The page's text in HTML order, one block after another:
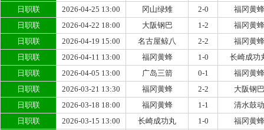
日职联
2026-04-25 13:00 冈山绿雉 2-0
福冈黄蜂
日职联
2026-04-22 18:00 大阪钢巴 1-2
福冈黄蜂
日职联
2026-04-19 15:00 名古屋鲸八 2-2
福冈黄蜂
日职联
2026-04-11 13:00 福冈黄蜂 1-0
长崎成功
日职联
2026-04-05 13:00 广岛三箭 0-1
福冈黄蜂
日职联
2026-03-21 13:30 福冈黄蜂 2-2
大阪钢巴
日职联
2026-03-18 18:00 福冈黄蜂 1-1
清水鼓动
日职联
2026-03-15 13:00 长崎成功丸 1-0
福冈黄蜂